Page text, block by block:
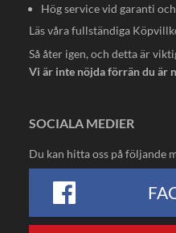
Hög service vid garanti
Läs våra fullständiga
Så åter igen, och detta är
Vi är inte nöjda förrän du är
SOCIALA MEDIER
Du kan hitta oss på följande